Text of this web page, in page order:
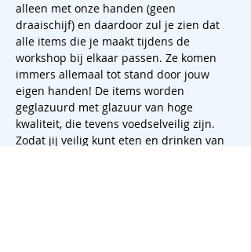
alleen met onze handen (geen
draaischijf) en daardoor zul je zien dat
alle items die je maakt tijdens de
workshop bij elkaar passen. Ze komen
immers allemaal tot stand door jouw
eigen handen! De items worden
geglazuurd met glazuur van hoge
kwaliteit, die tevens voedselveilig zijn.
Zodat jij veilig kunt eten en drinken van